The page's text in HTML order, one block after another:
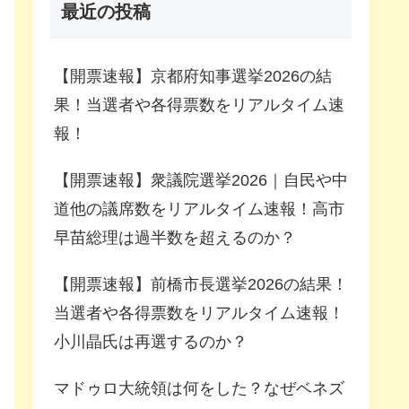
最近の投稿
【開票速報】京都府知事選挙2026の結
果！当選者や各得票数をリアルタイム速
報！
【開票速報】衆議院選挙2026｜自民や中
道他の議席数をリアルタイム速報！高市
早苗総理は過半数を超えるのか？
【開票速報】前橋市長選挙2026の結果！
当選者や各得票数をリアルタイム速報！
小川晶氏は再選するのか？
マドゥロ大統領は何をした？なぜベネズ